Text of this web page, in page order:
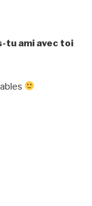
tu ami avec toi